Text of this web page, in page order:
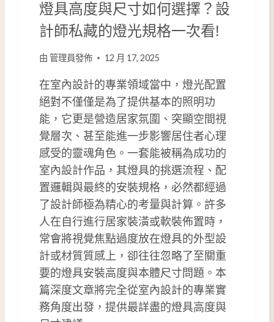
全
解
析
燈具高度與尺寸如何選擇？設
計師私藏的燈光規格一次看!
由 管理員發佈 12 月 17, 2025
在室內設計的專業領域當中，燈光配置
絕對不僅僅是為了提供基本的照明功
能，它更是營造居家氛圍、突顯空間視
覺層次、甚至能進一步影響居住者心理
感受的靈魂角色。一套能被稱為成功的
室內設計作品，其燈具的挑選流程、配
置邏輯與最終的安裝規格，必然都經過
了設計師極為精心的考量與計算。許多
人在自行進行居家裝潢或軟裝佈置時，
常會將視覺焦點過度放在燈具的外型設
計或材質質感上，卻往往忽略了至關重
要的燈具安裝高度與本體尺寸問題。本
篇深度文章將完全從室內設計的專業實
務角度出發，提供最詳盡的燈具高度與